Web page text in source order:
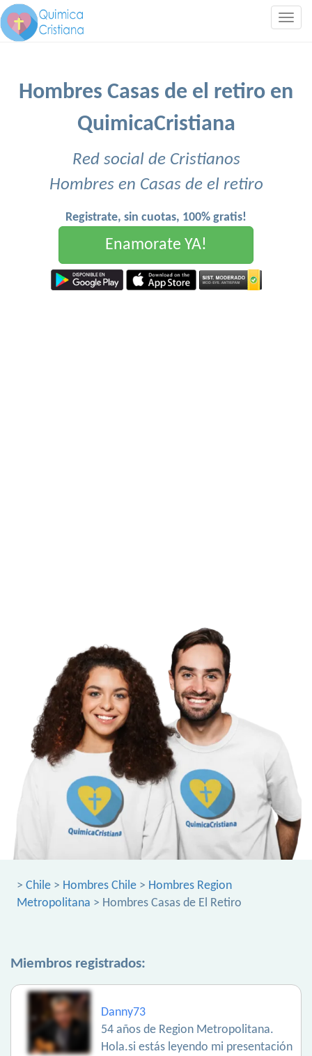
Hombres Casas de el retiro en
QuimicaCristiana
Red social de Cristianos
Hombres en Casas de el retiro
Registrate, sin cuotas, 100% gratis!
Enamorate YA!
> Chile > Hombres Chile > Hombres Region
Metropolitana > Hombres Casas de El Retiro
Miembros registrados:
Danny73
54 años de Region Metropolitana.
Hola.si estás leyendo mi presentación